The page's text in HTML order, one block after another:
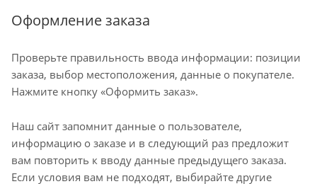
Оформление заказа
Проверьте правильность ввода информации: позиции
заказа, выбор местоположения, данные о покупателе.
Нажмите кнопку «Оформить заказ».
Наш сайт запомнит данные о пользователе,
информацию о заказе и в следующий раз предложит
вам повторить к вводу данные предыдущего заказа.
Если условия вам не подходят, выбирайте другие